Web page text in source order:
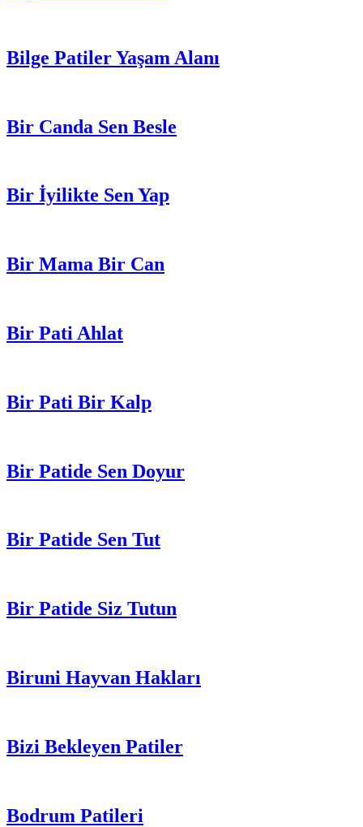
Bilge Patiler Yaşam Alanı
Bir Canda Sen Besle
Bir İyilikte Sen Yap
Bir Mama Bir Can
Bir Pati Ahlat
Bir Pati Bir Kalp
Bir Patide Sen Doyur
Bir Patide Sen Tut
Bir Patide Siz Tutun
Biruni Hayvan Hakları
Bizi Bekleyen Patiler
Bodrum Patileri